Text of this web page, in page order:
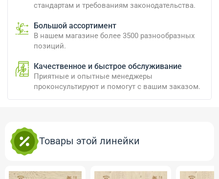
стандартам и требованиям законодательства.
Большой ассортимент
В нашем магазине более 3500 разнообразных
позиций.
Качественное и быстрое обслуживание
Приятные и опытные менеджеры
проконсультируют и помогут с вашим заказом.
Товары этой линейки